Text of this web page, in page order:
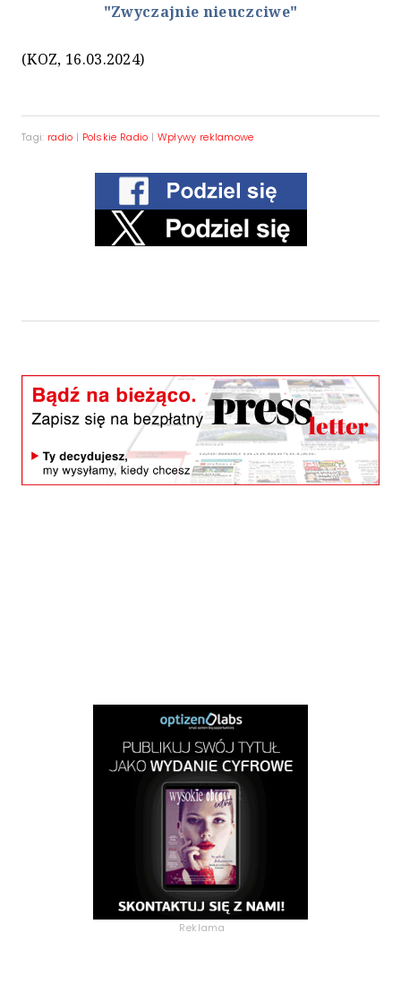
"Zwyczajnie nieuczciwe"
(KOZ, 16.03.2024)
Tagi: radio | Polskie Radio | Wpływy reklamowe
Reklama